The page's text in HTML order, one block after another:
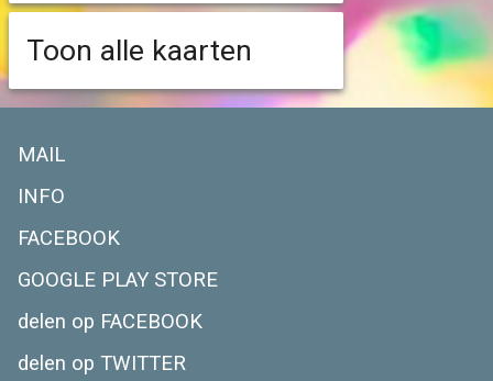
Toon alle kaarten
MAIL
INFO
FACEBOOK
GOOGLE PLAY STORE
delen op FACEBOOK
delen op TWITTER